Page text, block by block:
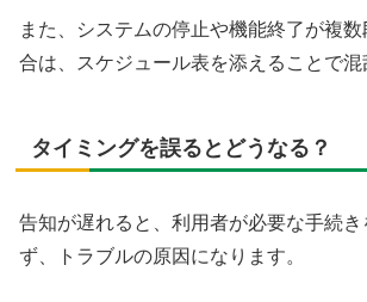
また、システムの停止や機能終了が複
合は、スケジュール表を添えることで混
タイミングを誤るとどうなる？
告知が遅れると、利用者が必要な手続
ず、トラブルの原因になります。